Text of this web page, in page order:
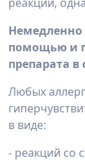
Немедленно
помощью и
препарата в
Любых
в виде:
- реакций со